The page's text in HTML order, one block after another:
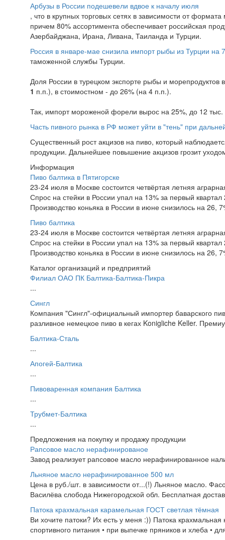
Арбузы в России подешевели вдвое к началу июля
, что в крупных торговых сетях в зависимости от
причем 80% ассортимента обеспечивает российская
Азербайджана, Ирана, Ливана, Таиланда и Турции.
Россия в январе-мае снизила импорт рыбы из Турции на
таможенной службы Турции.
Доля России в турецком экспорте рыбы и
1 п.п.), в стоимостном - до 26% (на 4 п.п.).
Так, импорт мороженой форели вырос на 25%, до 12 тыс.
Часть пивного рынка в РФ может уйти в "тень" при
Существенный рост акцизов на пиво, который
продукции. Дальнейшее повышение акцизов грозит
Информация
Пиво балтика в Пятигорске
23-24 июля в Москве состоится четвёртая летняя
Спрос на стейки в России упал на 13% за первый квартал
Производство коньяка в России в июне снизилось на 26,
Пиво балтика
23-24 июля в Москве состоится четвёртая летняя
Спрос на стейки в России упал на 13% за первый квартал
Производство коньяка в России в июне снизилось на 26,
Каталог организаций и предприятий
Филиал ОАО ПК Балтика-Балтика-Пикра
...
Сингл
Компания "Сингл"-официальный импортер баварского
разливное немецкое пиво в кегах Konigliche Keller.
Балтика-Сталь
...
Апогей-Балтика
...
Пивоваренная компания Балтика
...
Трубмет-Балтика
...
Предложения на покупку и продажу продукции
Рапсовое масло нерафинированое
Завод реализует рапсовое масло нерафинированное
Льняное масло нерафинированное 500 мл
Цена в руб./шт. в зависимости от...(!) Льняное масло.
Василёва слобода Нижегородской обл. Бесплатная
Патока крахмальная карамельная ГОСТ светлая тёмная
Ви хочите патоки? Их есть у меня :)) Патока
спортивного питания • при выпечке пряников и хлеба •